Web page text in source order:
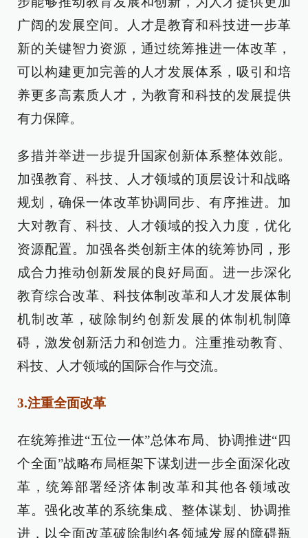
广阔的发展空间。人才是教育和科技进一步革
新的关键智力资源，通过统筹推进一体改革，
可以构建更加完善的人才发展体系，吸引和培
养更多高素质人才，为教育和科技的发展提供
有力保障。
多措并举进一步提升国家创新体系整体效能。
加强教育、科技、人才领域的顶层设计和战略
规划，确保一体改革协调同步、有序推进。加
大对教育、科技、人才领域的投入力度，优化
资源配置。加强各类创新主体的统筹协同，形
成合力推动创新发展的良好局面。进一步深化
教育综合改革、科技体制改革和人才发展体制
机制改革，破除制约创新发展的体制机制障
碍，激发创新活力和创造力。注重推动教育、
科技、人才领域的国际合作与交流。
3.注重全面改革
在统筹推进“五位一体”总体布局、协调推进“四
个全面”战略布局框架下谋划进一步全面深化改
革，统筹部署经济体制改革和其他各领域改
革。强化改革的系统集成、整体谋划、协调推
进，以全面改革破除制约各领域发展的障碍瓶